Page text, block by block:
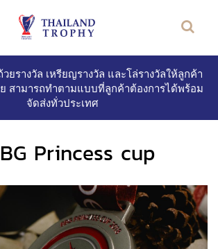
ยรางวัล เหรียญรางวัล และโล่รางวัลให้ลูกค้า
สามารถทำตามแบบที่ลูกค้าต้องการได้พร้อม
จัดส่งทั่วประเทศ
Princess cup